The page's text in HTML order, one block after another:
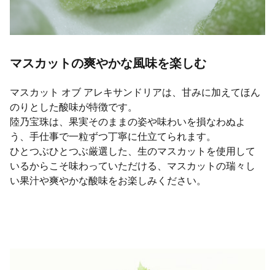
マスカットの爽やかな風味を楽しむ
マスカット オブ アレキサンドリアは、甘みに加えてほん
のりとした酸味が特徴です。
陸乃宝珠は、果実そのままの姿や味わいを損なわぬよ
う、手仕事で一粒ずつ丁寧に仕立てられます。
ひとつぶひとつぶ厳選した、生のマスカットを使用して
いるからこそ味わっていただける、マスカットの瑞々し
い果汁や爽やかな酸味をお楽しみください。